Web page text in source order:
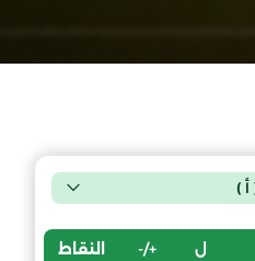
ل +/- النقاط